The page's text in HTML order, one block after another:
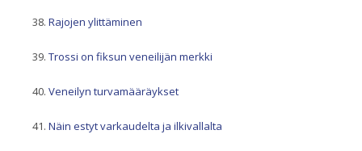
Rajojen ylittäminen
Trossi on fiksun veneilijän merkki
Veneilyn turvamääräykset
Näin estyt varkaudelta ja ilkivallalta